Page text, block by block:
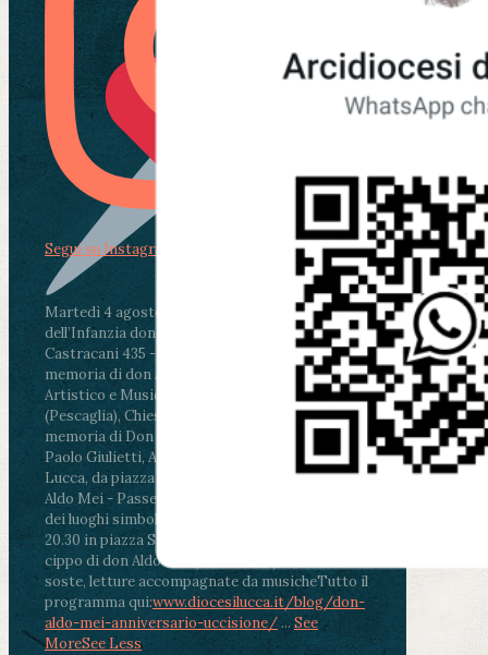
Martedì 4 agosto2026
ore 11:30 - Lucca, Scuola
dell’Infanzia don Aldo Mei - Viale Castruccio
Castracani 435 - Inaugurazione murales in
memoria di don Aldo Mei curato dal Liceo
Artistico e Musicale “Passaglia”
ore 18 - Fiano
(Pescaglia), Chiesa parrocchiale - Messa in
memoria di Don Aldo Mei celebrata da mons.
Paolo Giulietti, Arcivescovo di Lucca
ore 20.30 -
Lucca, da piazza San Michele al Cippo di don
Aldo Mei - Passeggiata della Memoria in alcuni
dei luoghi simbolo della città. Ritrovo alle ore
20.30 in piazza San Michele con conclusione al
cippo di don Aldo Mei (Porta Elisa). Durante le
soste, letture accompagnate da musicheTutto il
programma qui:www.diocesilucca.it/blog/don-
aldo-mei-anniversario-uccisione/... See
MoreSee Less
Segui su Instagram